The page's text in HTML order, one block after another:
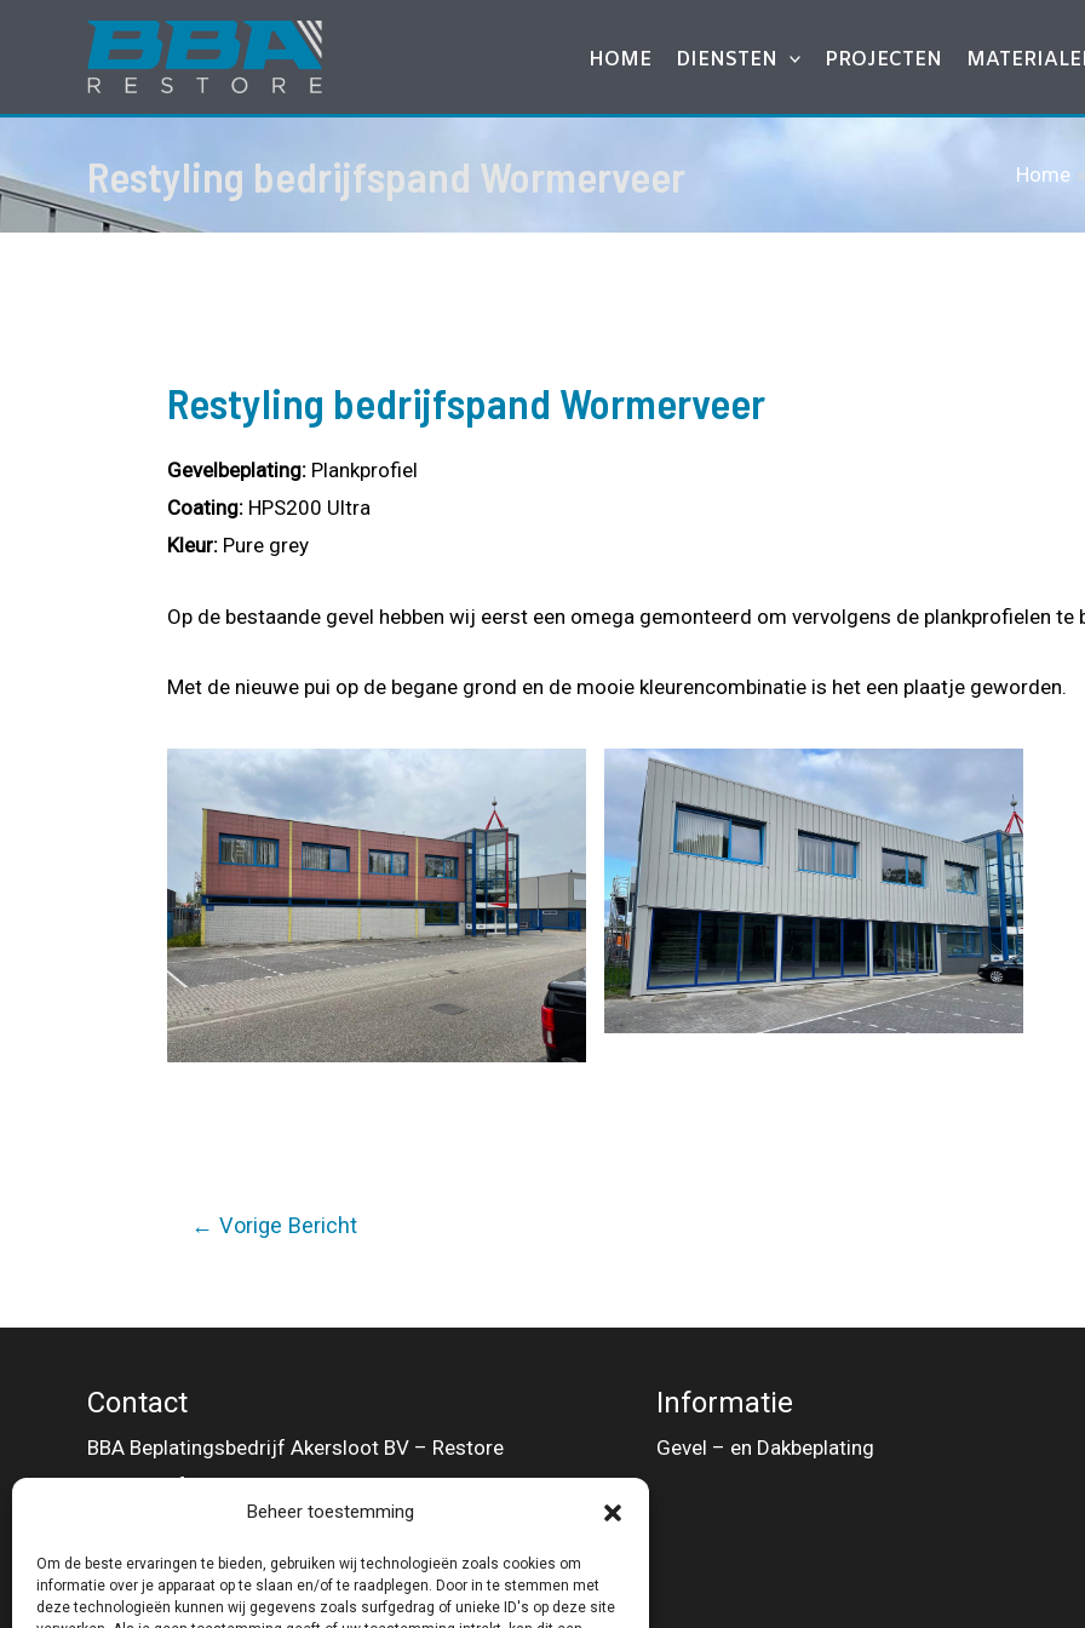
Beheer toestemming
Om de beste ervaringen te bieden, gebruiken wij technologieën zoals cookies om
informatie over je apparaat op te slaan en/of te raadplegen. Door in te stemmen met
deze technologieën kunnen wij gegevens zoals surfgedrag of unieke ID's op deze site
HOME DIENSTEN PROJECTEN
Restyling bedrijfspand Wormerveer Home
Restyling bedrijfspand Wormerveer
Gevelbeplating: Plankprofiel
Coating: HPS200 Ultra
Kleur: Pure grey
Op de bestaande gevel hebben wij eerst een omega gemonteerd om vervolgens de plankprofielen te
Met de nieuwe pui op de begane grond en de mooie kleurencombinatie is het een plaatje geworden.
Bericht
← Vorige Bericht
Contact
BBA Beplatingsbedrijf Akersloot BV – Restore
Molenwerf 34 D
1911 DB Uitgeest
T 0251 31 89 39
E info@bba-restore.nl
Informatie
Gevel – en Dakbeplating